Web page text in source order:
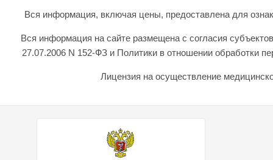
Вся информация, включая цены, предоставлена для
Вся информация на сайте размещена с согласия
27.07.2006 N 152-ФЗ и Политики в отношении обработки
Лицензия на осуществление